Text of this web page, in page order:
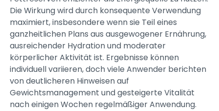
Die Wirkung wird durch konsequente Verwendung
maximiert, insbesondere wenn sie Teil eines
ganzheitlichen Plans aus ausgewogener Ernährung,
ausreichender Hydration und moderater
körperlicher Aktivität ist. Ergebnisse können
individuell variieren, doch viele Anwender berichten
von deutlicheren Hinweisen auf
Gewichtsmanagement und gesteigerte Vitalität
nach einigen Wochen regelmäßiger Anwendung.